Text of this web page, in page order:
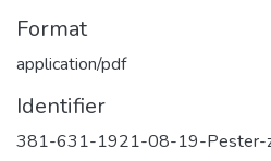
Format
application/pdf
Identifier
381-631-1921-08-19-Pester-